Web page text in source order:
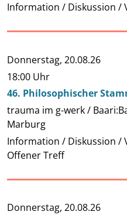
Information / Diskussion /
Donnerstag, 20.08.26
18:00 Uhr
46. Philosophischer
trauma im g-werk /
Marburg
Information / Diskussion /
Offener Treff
Donnerstag, 20.08.26